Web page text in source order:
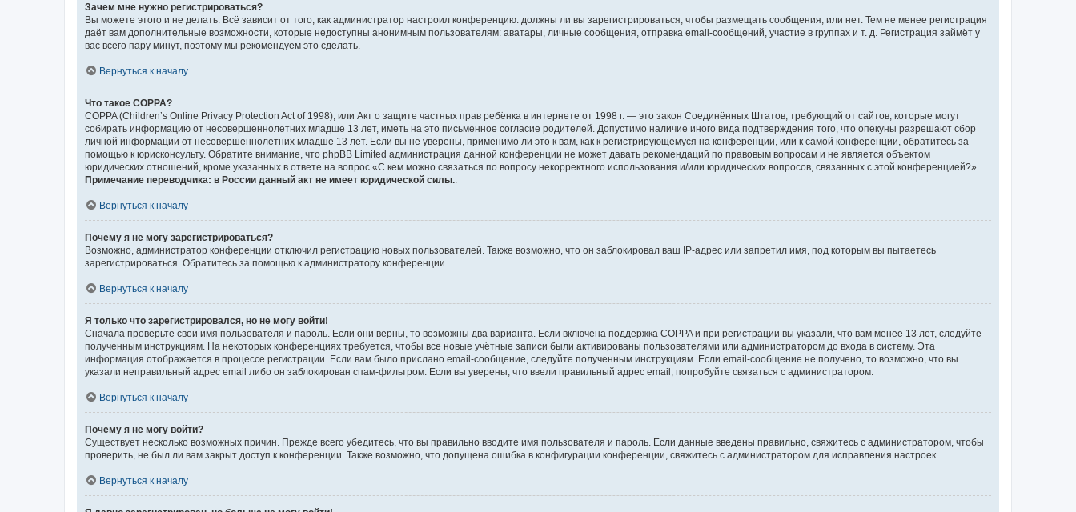
Зачем мне нужно регистрироваться?
Вы можете этого и не делать. Всё зависит от того, как администратор настроил конференцию: должны ли вы зарегистрироваться, чтобы размещать сообщения, или нет. Тем не менее регистрация
даёт вам дополнительные возможности, которые недоступны анонимным пользователям: аватары, личные сообщения, отправка email-сообщений, участие в группах и т. д. Регистрация займёт у
вас всего пару минут, поэтому мы рекомендуем это сделать.
Вернуться к началу
Что такое COPPA?
COPPA (Children’s Online Privacy Protection Act of 1998), или Акт о защите частных прав ребёнка в интернете от 1998 г. — это закон Соединённых Штатов, требующий от сайтов, которые могут
собирать информацию от несовершеннолетних младше 13 лет, иметь на это письменное согласие родителей. Допустимо наличие иного вида подтверждения того, что опекуны разрешают сбор
личной информации от несовершеннолетних младше 13 лет. Если вы не уверены, применимо ли это к вам, как к регистрирующемуся на конференции, или к самой конференции, обратитесь за
помощью к юрисконсульту. Обратите внимание, что phpBB Limited администрация данной конференции не может давать рекомендаций по правовым вопросам и не является объектом
юридических отношений, кроме указанных в ответе на вопрос «С кем можно связаться по вопросу некорректного использования и/или юридических вопросов, связанных с этой конференцией?».
Примечание переводчика: в России данный акт не имеет юридической силы.
Вернуться к началу
Почему я не могу зарегистрироваться?
Возможно, администратор конференции отключил регистрацию новых пользователей. Также возможно, что он заблокировал ваш IP-адрес или запретил имя, под которым вы пытаетесь
зарегистрироваться. Обратитесь за помощью к администратору конференции.
Вернуться к началу
Я только что зарегистрировался, но не могу войти!
Сначала проверьте свои имя пользователя и пароль. Если они верны, то возможны два варианта. Если включена поддержка COPPA и при регистрации вы указали, что вам менее 13 лет, следуйте
полученным инструкциям. На некоторых конференциях требуется, чтобы все новые учётные записи были активированы пользователями или администратором до входа в систему. Эта
информация отображается в процессе регистрации. Если вам было прислано email-сообщение, следуйте полученным инструкциям. Если email-сообщение не получено, то возможно, что вы
указали неправильный адрес email либо он заблокирован спам-фильтром. Если вы уверены, что ввели правильный адрес email, попробуйте связаться с администратором.
Вернуться к началу
Почему я не могу войти?
Существует несколько возможных причин. Прежде всего убедитесь, что вы правильно вводите имя пользователя и пароль. Если данные введены правильно, свяжитесь с администратором, чтобы
проверить, не был ли вам закрыт доступ к конференции. Также возможно, что допущена ошибка в конфигурации конференции, свяжитесь с администратором для исправления настроек.
Вернуться к началу